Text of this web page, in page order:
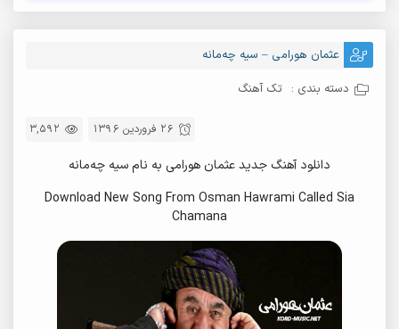
عثمان هورامی – سیه چەمانه
دسته بندی : تک آهنگ
3,592 26 فروردین 1396
دانلود آهنگ جدید عثمان هورامی به نام سیه چەمانه
Download New Song From Osman Hawrami Called Sia
Chamana